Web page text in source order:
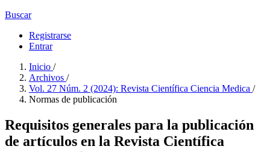
Buscar
Registrarse
Entrar
Inicio /
Archivos /
Vol. 27 Núm. 2 (2024): Revista Científica Ciencia Medica /
Normas de publicación
Requisitos generales para la publicación
de artículos en la Revista Científica